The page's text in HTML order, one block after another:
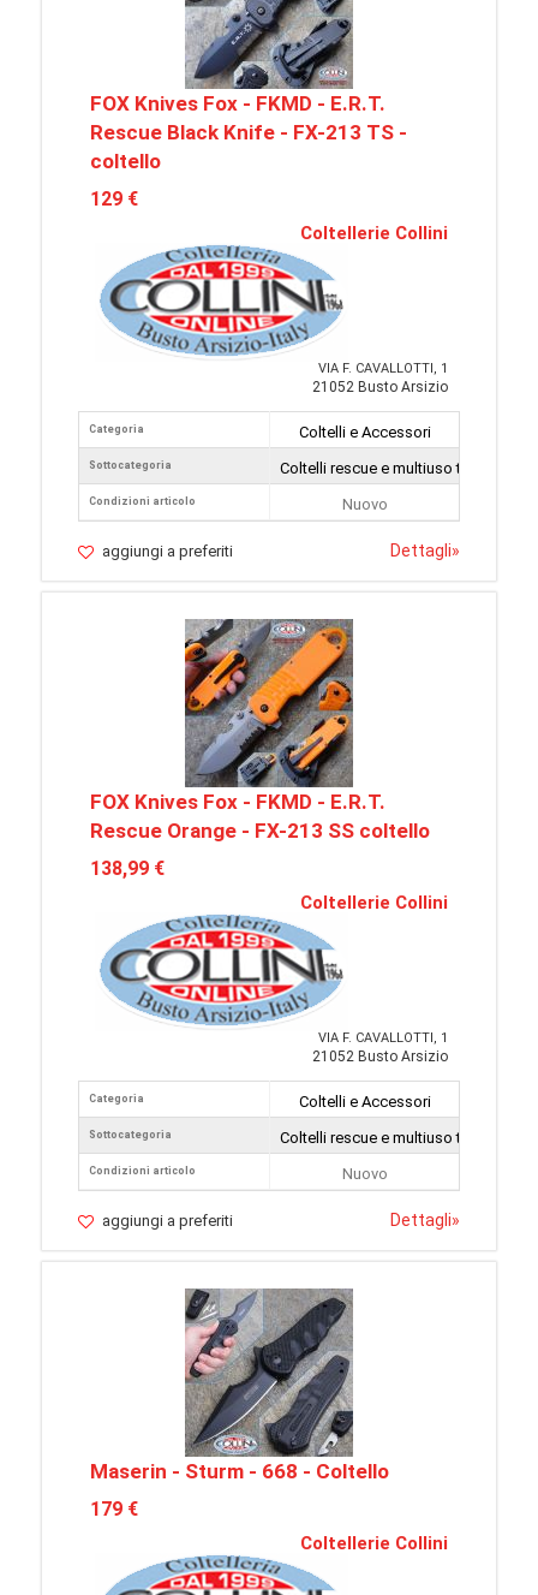
FOX Knives Fox - FKMD - E.R.T.
Rescue Black Knife - FX-213 TS -
coltello
129 €
Coltellerie Collini
VIA F. CAVALLOTTI, 1
21052 Busto Arsizio
Categoria
Sottocategoria
Condizioni articolo
Coltelli e Accessori
Coltelli rescue e multiuso tattici
Nuovo
aggiungi a preferiti Dettagli»
FOX Knives Fox - FKMD - E.R.T.
Rescue Orange - FX-213 SS coltello
138,99 €
Coltellerie Collini
VIA F. CAVALLOTTI, 1
21052 Busto Arsizio
Categoria
Sottocategoria
Condizioni articolo
Coltelli e Accessori
Coltelli rescue e multiuso tattici
Nuovo
aggiungi a preferiti Dettagli»
Maserin - Sturm - 668 - Coltello
179 €
Coltellerie Collini